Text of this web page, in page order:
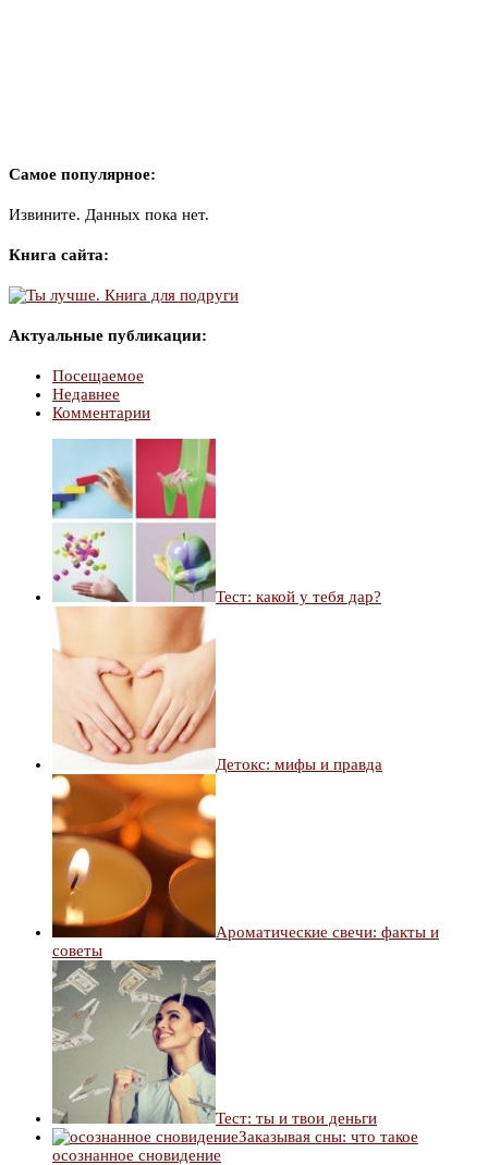
Самое популярное:
Извините. Данных пока нет.
Книга сайта:
Актуальные публикации:
Посещаемое
Недавнее
Комментарии
Тест: какой у тебя дар?
Детокс: мифы и правда
Ароматические свечи: факты и
советы
Тест: ты и твои деньги
Заказывая сны: что такое
осознанное сновидение